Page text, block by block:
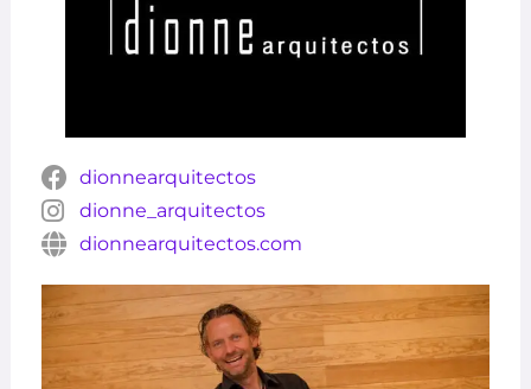
dionnearquitectos
dionne_arquitectos
dionnearquitectos.com